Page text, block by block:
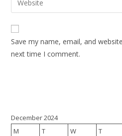
Save my name, email, and
next time I comment.
December 2024
M
T W T